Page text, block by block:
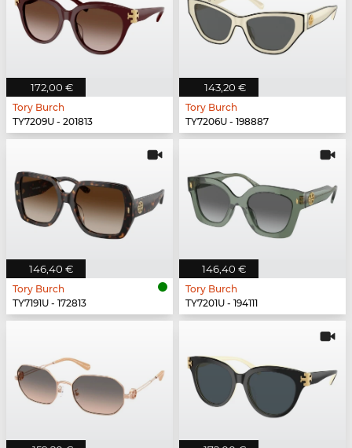
172,00 €
Tory Burch
TY7209U - 201813
143,20 €
Tory Burch
TY7206U - 198887
146,40 €
Tory Burch
TY7191U - 172813
146,40 €
Tory Burch
TY7201U - 194111